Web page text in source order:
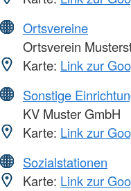
Ortsvereine
Ortsverein
Karte: Link zur
Sonstige
KV Muster GmbH
Karte: Link zur
Sozialstationen
Karte: Link zur